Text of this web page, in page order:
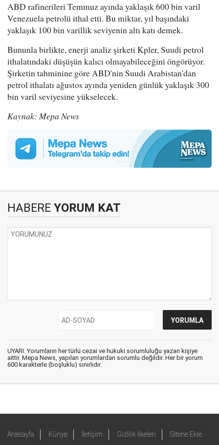
ABD rafinerileri Temmuz ayında yaklaşık 600 bin varil
Venezuela petrolü ithal etti. Bu miktar, yıl başındaki
yaklaşık 100 bin varillik seviyenin altı katı demek.
Bununla birlikte, enerji analiz şirketi Kpler, Suudi petrol
ithalatındaki düşüşün kalıcı olmayabileceğini öngörüyor.
Şirketin tahminine göre ABD'nin Suudi Arabistan'dan
petrol ithalatı ağustos ayında yeniden günlük yaklaşık 300
bin varil seviyesine yükselecek.
Kaynak: Mepa News
HABERE YORUM KAT
UYARI: Yorumların her türlü cezai ve hukuki sorumluluğu yazan kişiye
aittir. Mepa News, yapılan yorumlardan sorumlu değildir. Her bir yorum
600 karakterle (boşluklu) sınırlıdır.
Anasayfa Künye İletişim Gizlilik İlkeleri Sitene Ekle